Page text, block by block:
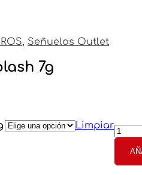
, Señuelos Outlet
7g
Limpiar
Jigs